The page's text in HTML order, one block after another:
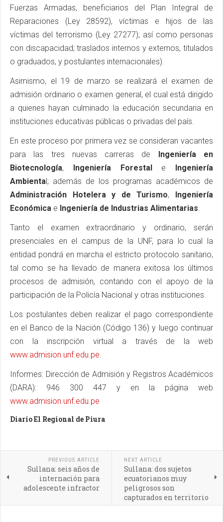
Fuerzas Armadas, beneficiarios del Plan Integral de
Reparaciones (Ley 28592), víctimas e hijos de las
víctimas del terrorismo (Ley 27277); así como personas
con discapacidad; traslados internos y externos, titulados
o graduados, y postulantes internacionales).
Asimismo, el 19 de marzo se realizará el examen de
admisión ordinario o examen general, el cual está dirigido
a quienes hayan culminado la educación secundaria en
instituciones educativas públicas o privadas del país.
En este proceso por primera vez se consideran vacantes
para las tres nuevas carreras de Ingeniería en
Biotecnología, Ingeniería Forestale Ingeniería
Ambiental; además de los programas académicos de
Administración Hotelera y de Turismo, Ingeniería
Económica e Ingeniería de Industrias Alimentarias.
Tanto el examen extraordinario y ordinario, serán
presenciales en el campus de la UNF, para lo cual la
entidad pondrá en marcha el estricto protocolo sanitario,
tal como se ha llevado de manera exitosa los últimos
procesos de admisión, contando con el apoyo de la
participación de la Policía Nacional y otras instituciones.
Los postulantes deben realizar el pago correspondiente
en el Banco de la Nación (Código 136) y luego continuar
con la inscripción virtual a través de la web
www.admision.unf.edu.pe.
Informes: Dirección de Admisión y Registros Académicos
(DARA): 946 300 447 y en la página web
www.admision.unf.edu.pe
Diario El Regional de Piura
PREVIOUS ARTICLE
Sullana: seis años de
internación para
adolescente infractor
NEXT ARTICLE
Sullana: dos sujetos
ecuatorianos muy
peligrosos son
capturados en territorio
peruano